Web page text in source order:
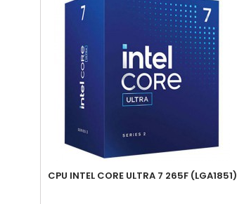
CPU INTEL CORE ULTRA 7 265F (LGA1851)